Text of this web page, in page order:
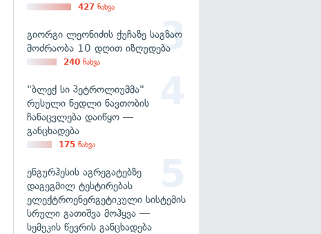
427 ნახვა
გიორგი ლეონიძის ქუჩაზე საგზაო
მოძრაობა 10 დღით იზღუდება
240 ნახვა
"ბლექ სი პეტროლიუმმა"
რუსული ნედლი ნავთობის
ჩანაცვლება დაიწყო —
განცხადება
175 ნახვა
ენგურჰესის აგრეგატებზე
დაგეგმილ ტესტირებას
ელექტროენერგეტიკული სისტემის
სრული გათიშვა მოჰყვა —
სემეკის წევრის განცხადება